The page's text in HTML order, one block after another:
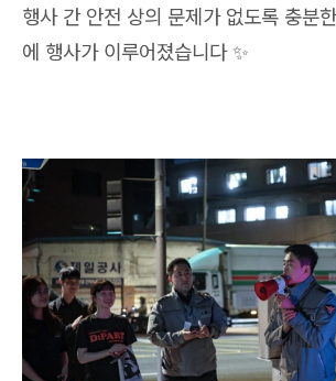
행사 간 안전 상의 문제가 없도록 충분
에 행사가 이루어졌습니다 ✨